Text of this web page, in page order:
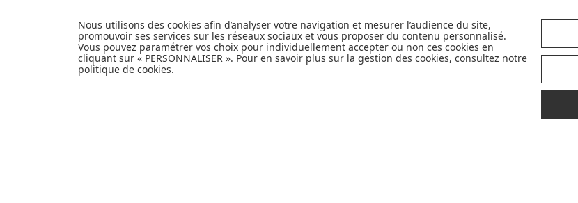
Dimensions : 86 x 44 x 106 cm
Dimensions pliée : 52 x 44 x 18 cm
Poids : 6,2 kg
Coloris : Taupe
Nous utilisons des cookies afin d’analyser votre navigation et mesurer l’audience du site,
promouvoir ses services sur les réseaux sociaux et vous proposer du contenu personnalisé.
Vous pouvez paramétrer vos choix pour individuellement accepter ou non ces cookies en
cliquant sur « PERSONNALISER ». Pour en savoir plus sur la gestion des cookies, consultez notre
politique de cookies.